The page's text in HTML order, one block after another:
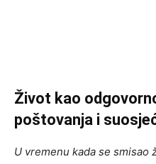
Život kao
poštovanja i
U vremenu kada se smisao